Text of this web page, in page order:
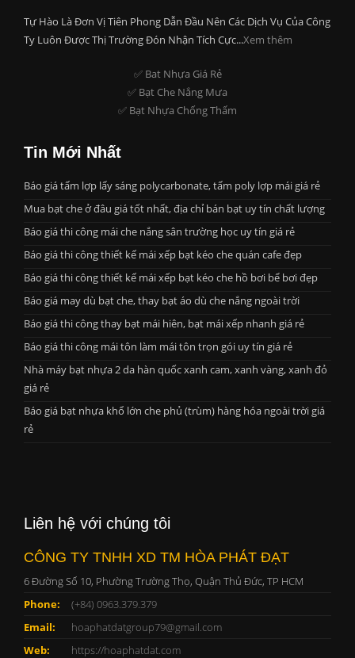
Tự Hào Là Đơn Vị Tiên Phong Dẫn Đầu Nên Các Dịch Vụ Của Công
Ty Luôn Được Thị Trường Đón Nhận Tích Cực...Xem thêm
✅ Bat Nhựa Giá Rẻ
✅ Bạt Che Nắng Mưa
✅ Bạt Nhựa Chống Thấm
Tin Mới Nhất
Báo giá tấm lợp lấy sáng polycarbonate, tấm poly lợp mái giá rẻ
Mua bạt che ở đâu giá tốt nhất, địa chỉ bán bạt uy tín chất lượng
Báo giá thi công mái che nắng sân trường học uy tín giá rẻ
Báo giá thi công thiết kế mái xếp bạt kéo che quán cafe đẹp
Báo giá thi công thiết kế mái xếp bạt kéo che hồ bơi bể bơi đẹp
Báo giá may dù bạt che, thay bạt áo dù che nắng ngoài trời
Báo giá thi công thay bạt mái hiên, bạt mái xếp nhanh giá rẻ
Báo giá thi công mái tôn làm mái tôn trọn gói uy tín giá rẻ
Nhà máy bạt nhựa 2 da hàn quốc xanh cam, xanh vàng, xanh đỏ
giá rẻ
Báo giá bạt nhựa khổ lớn che phủ (trùm) hàng hóa ngoài trời giá
rẻ
Liên hệ với chúng tôi
CÔNG TY TNHH XD TM HÒA PHÁT ĐẠT
6 Đường Số 10, Phường Trường Thọ, Quận Thủ Đức, TP HCM
Phone:
(+84) 0963.379.379
Email:
hoaphatdatgroup79@gmail.com
Web:
https://hoaphatdat.com